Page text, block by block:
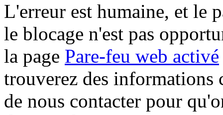
L'erreur est humaine, et le
le blocage n'est pas
la page Pare-feu web activé
trouverez des informations
de nous contacter pour